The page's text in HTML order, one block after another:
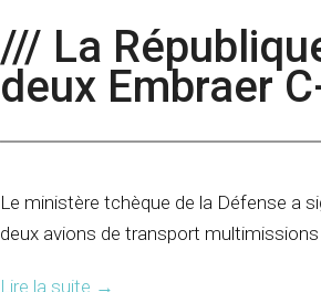
/// La
deux Embraer
Le ministère tchèque de la Défense a
deux avions de transport
Lire la suite →